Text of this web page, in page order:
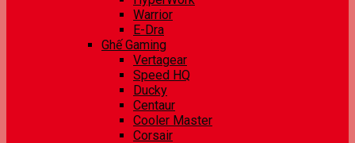
Warrior
E-Dra
Ghế Gaming
Vertagear
Speed HQ
Ducky
Centaur
Cooler Master
Corsair